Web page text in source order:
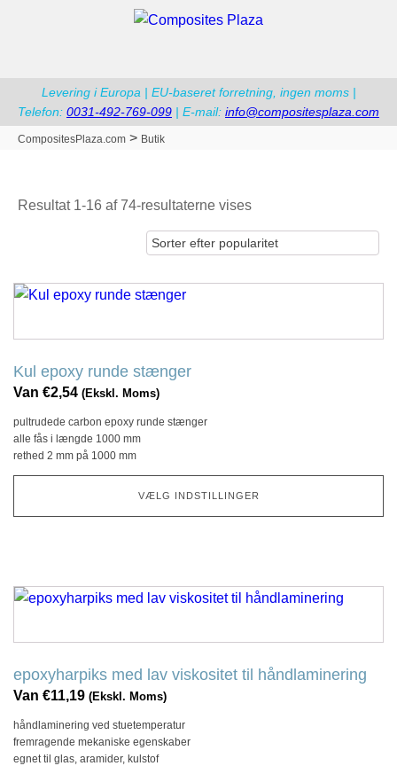
Levering i Europa | EU-baseret forretning, ingen moms |
Telefon: 0031-492-769-099 | E-mail: info@compositesplaza.com
CompositesPlaza.com > Butik
Resultat 1-16 af 74-resultaterne visesSorteret
popularitet
Kul epoxy runde stænger
Van €2,54 (Ekskl. Moms)
pultrudede carbon epoxy runde stænger
alle fås i længde 1000 mm
rethed 2 mm på 1000 mm
VÆLG INDSTILLINGER
Dette
har
variationer.
mulighed
kan
produktsiden
epoxyharpiks med lav viskositet til håndlaminering
Van €11,19 (Ekskl. Moms)
håndlaminering ved stuetemperatur
fremragende mekaniske egenskaber
egnet til glas, aramider, kulstof
Dette
har
variationer.
mulighed